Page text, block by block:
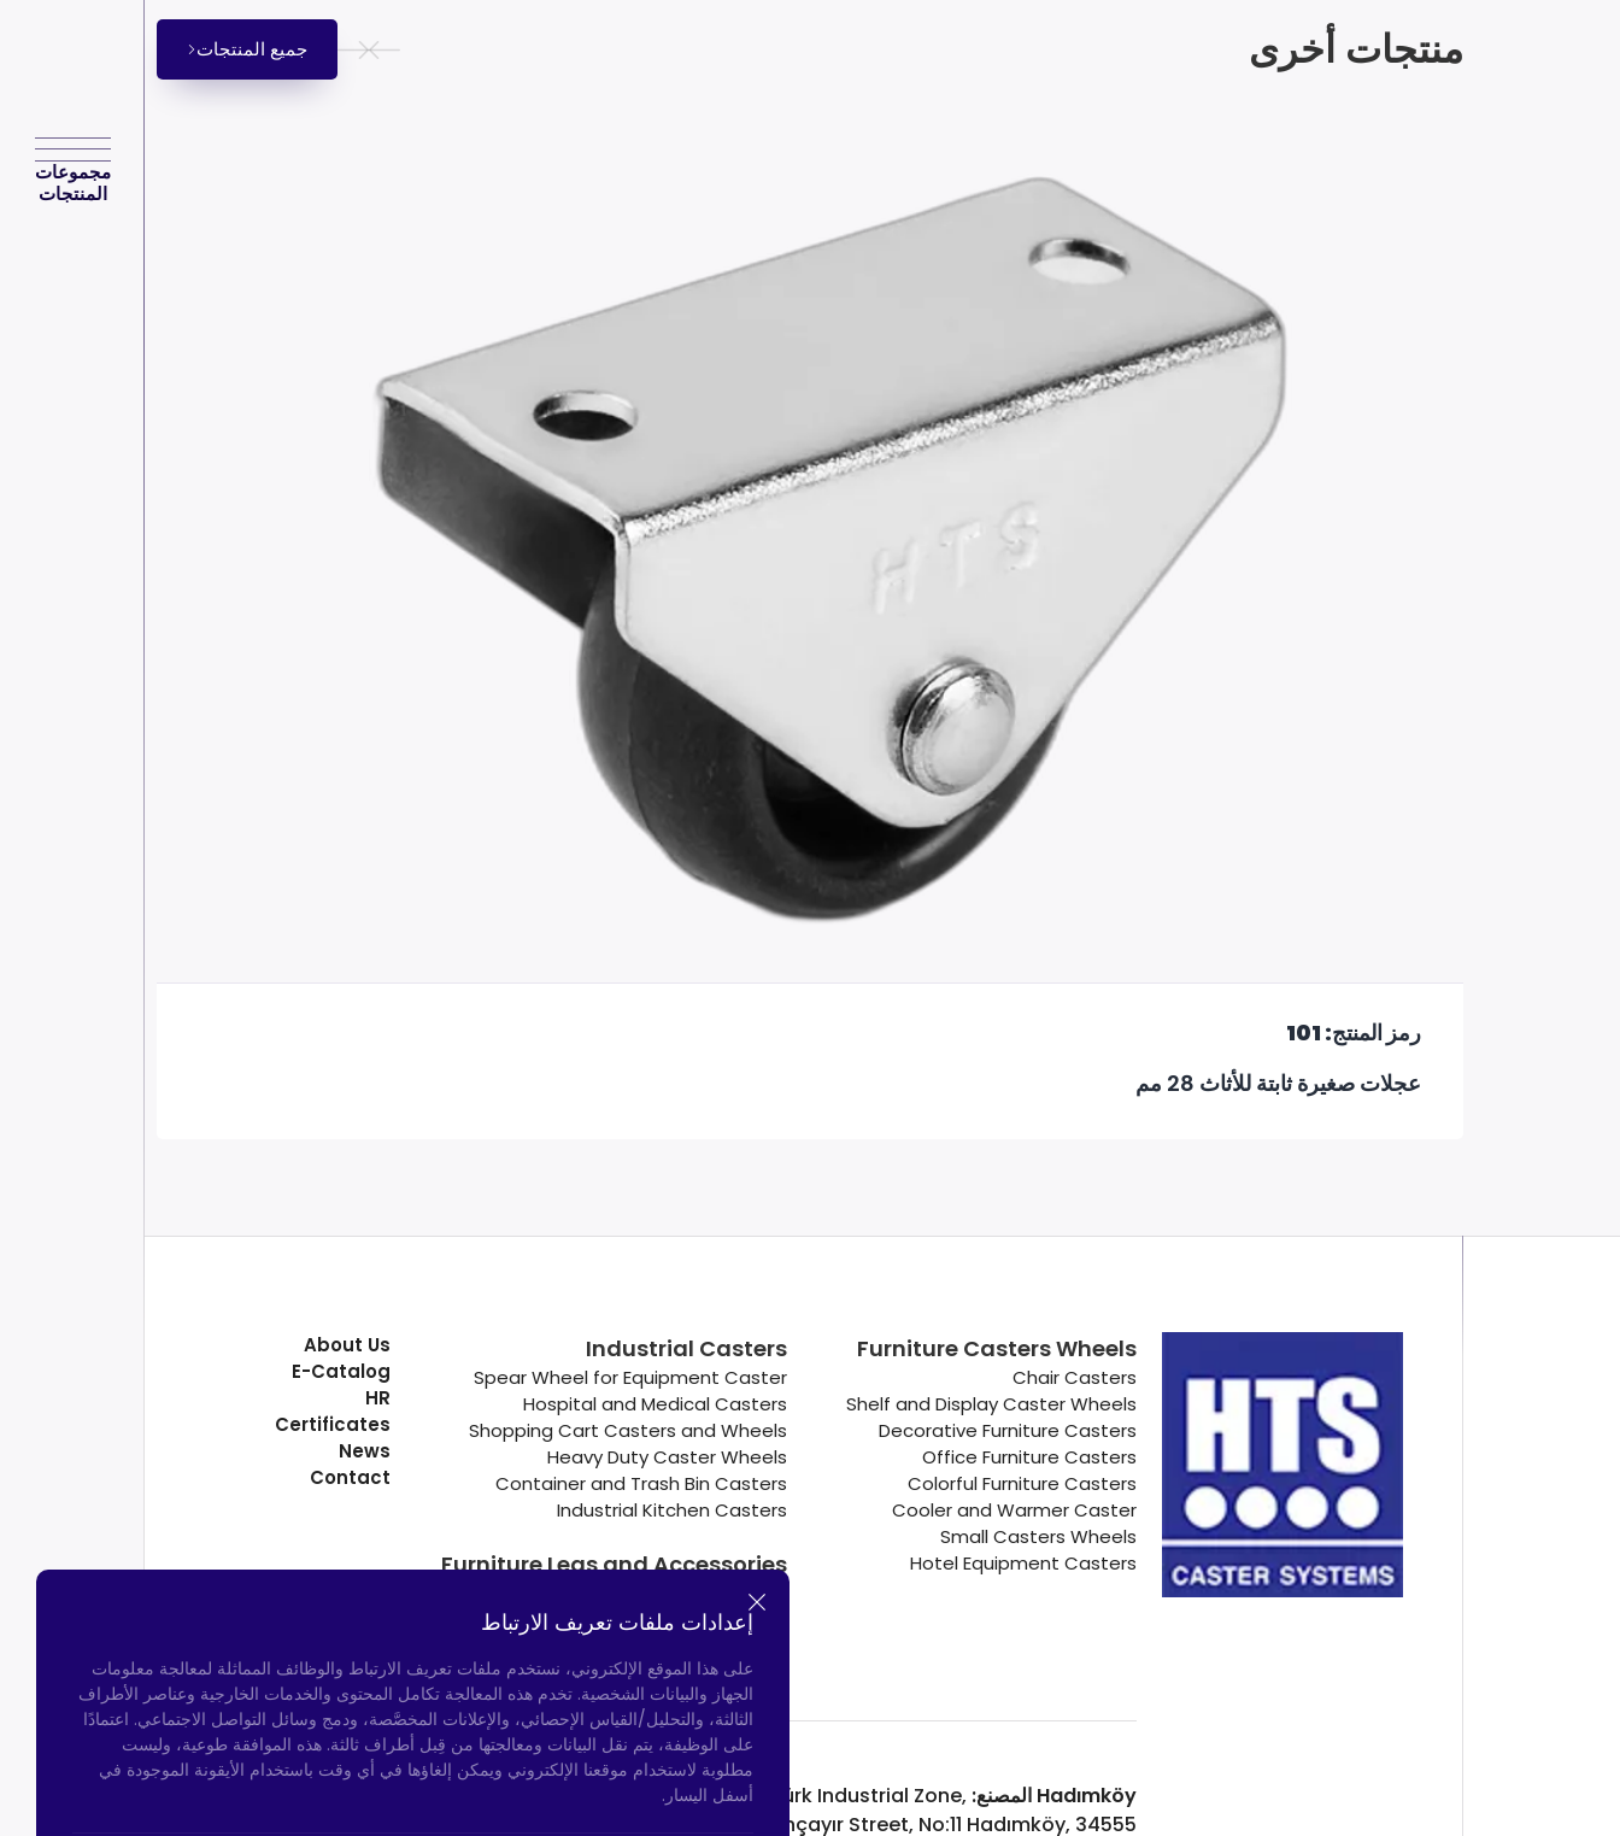
مجموعات
المنتجات
منتجات أخرى جميع المنتجات
رمز المنتج: 101
عجلات صغيرة ثابتة للأثاث 28 مم
Furniture Casters Wheels
Chair Casters
Shelf and Display Caster Wheels
Decorative Furniture Casters
Office Furniture Casters
Colorful Furniture Casters
Cooler and Warmer Caster
Small Casters Wheels
Hotel Equipment Casters
Industrial Casters
Spear Wheel for Equipment Caster
Hospital and Medical Casters
Shopping Cart Casters and Wheels
Heavy Duty Caster Wheels
Container and Trash Bin Casters
Industrial Kitchen Casters
Furniture Legs and Accessories
Connectors
Door Bumpers
About Us
E-Catalog
HR
Certificates
News
Contact
Hadımköy المصنع:
Atatürk Industrial Zone,
Uzunçayır Street, No:11 Hadımköy, 34555
Bayrampaşa المتجر:
إعدادات ملفات تعريف الارتباط
على هذا الموقع الإلكتروني، نستخدم ملفات تعريف الارتباط والوظائف المماثلة لمعالجة معلومات
الجهاز والبيانات الشخصية. تخدم هذه المعالجة تكامل المحتوى والخدمات الخارجية وعناصر الأطراف
الثالثة، والتحليل/القياس الإحصائي، والإعلانات المخصَّصة، ودمج وسائل التواصل الاجتماعي. اعتمادًا
على الوظيفة، يتم نقل البيانات ومعالجتها من قِبل أطراف ثالثة. هذه الموافقة طوعية، وليست
مطلوبة لاستخدام موقعنا الإلكتروني ويمكن إلغاؤها في أي وقت باستخدام الأيقونة الموجودة في
أسفل اليسار.